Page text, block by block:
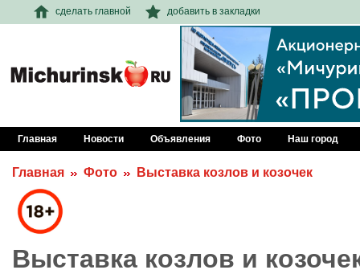
сделать главной добавить в закладки
Главная Новости Объявления Фото Наш город
Главная Фото Выставка козлов и козочек
Выставка козлов и